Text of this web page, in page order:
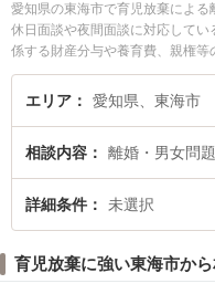
愛知県の東海市で育児放棄による
休日面談や夜間面談に対応して
係する財産分与や養育費、親権
す。特にいろは法律事務所の林
強みなどが注目されています。
で育児放棄による離婚問題を法
い』などでお困りの相談者さんに
エリア 愛知県、東海市
相談内容 離婚・男女問
詳細条件 未選択
育児放棄に強い東海市か